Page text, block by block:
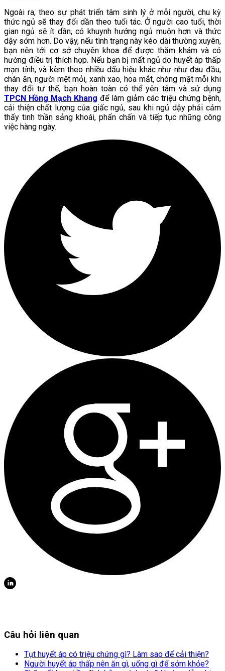
Ngoài ra, theo sự phát triển tâm sinh lý ở mỗi người, chu kỳ
thức ngủ sẽ thay đổi dần theo tuổi tác. Ở người cao tuổi, thời
gian ngủ sẽ ít dần, có khuynh hướng ngủ muộn hơn và thức
dậy sớm hơn. Do vậy, nếu tình trạng này kéo dài thường xuyên,
bạn nên tới cơ sở chuyên khoa để được thăm khám và có
hướng điều trị thích hợp. Nếu bạn bị mất ngủ do huyết áp thấp
mạn tính, và kèm theo nhiều dấu hiệu khác như như đau đầu,
chán ăn, người mệt mỏi, xanh xao, hoa mắt, chóng mặt mỗi khi
thay đổi tư thế, bạn hoàn toàn có thể yên tâm và sử dụng
TPCN Hồng Mạch Khang để làm giảm các triệu chứng bệnh,
cải thiện chất lượng của giấc ngủ, sau khi ngủ dậy phải cảm
thấy tinh thần sảng khoái, phấn chấn và tiếp tục những công
việc hàng ngày.
Câu hỏi liên quan
Tụt huyết áp có triệu chứng gì? Làm sao để cải thiện?
Người huyết áp thấp nên ăn gì, uống gì để sớm khỏe?